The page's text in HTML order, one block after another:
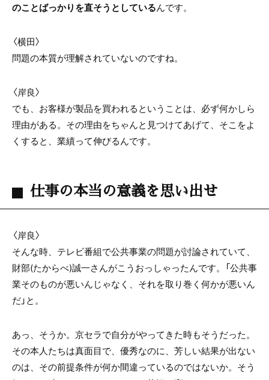
のことばっかりを直そうとしているんです。
〈横田〉
問題の本質が理解されていないのですね。
〈岸良〉
でも、お客様が製品を買われるということは、必ず何かしら
理由がある。その理由をちゃんと見つけてあげて、そこをよ
くすると、業績って伸びるんです。
仕事の本当の意義を思い出せ
〈岸良〉
そんな時、テレビ番組で公共事業の問題が討論されていて、
財部(たからべ)誠一さんがこうおっしゃったんです。「公共事
業そのものが悪いんじゃなく、それを取り巻く何かが悪いん
だ」と。
あっ、そうか。京セラで自分がやってきた時もそうだった。
その本人たちは真面目で、優秀なのに、芳しい結果が出ない
のは、その前提条件が何か間違っているのではないか。そう